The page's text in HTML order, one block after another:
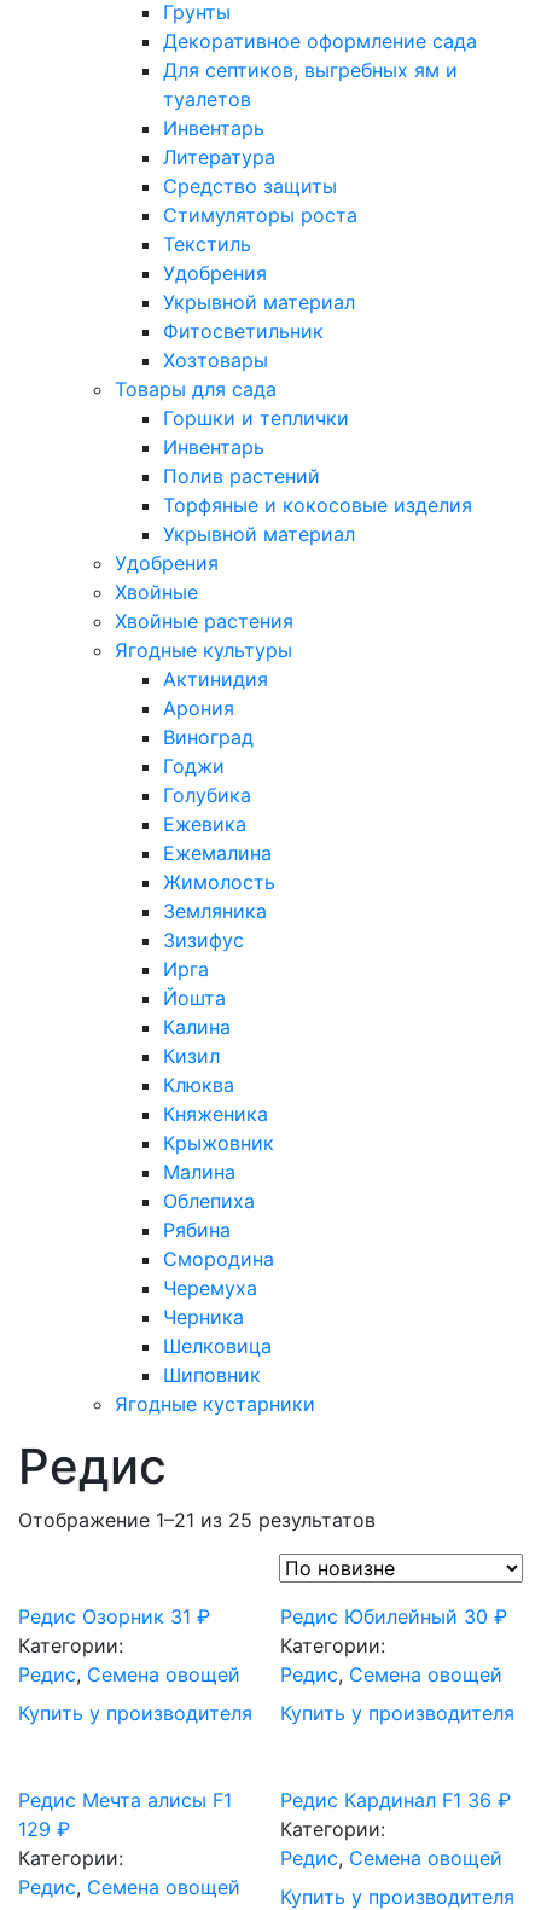
Грунты
Декоративное оформление сада
Для септиков, выгребных ям и
туалетов
Инвентарь
Литература
Средство защиты
Стимуляторы роста
Текстиль
Удобрения
Укрывной материал
Фитосветильник
Хозтовары
Товары для сада
Горшки и теплички
Инвентарь
Полив растений
Торфяные и кокосовые изделия
Укрывной материал
Удобрения
Хвойные
Хвойные растения
Ягодные культуры
Актинидия
Арония
Виноград
Годжи
Голубика
Ежевика
Ежемалина
Жимолость
Земляника
Зизифус
Ирга
Йошта
Калина
Кизил
Клюква
Княженика
Крыжовник
Малина
Облепиха
Рябина
Смородина
Черемуха
Черника
Шелковица
Шиповник
Ягодные кустарники
Редис
Отображение 1–21 из 25 результатов
Редис Озорник 31 ₽
Категории:
Редис, Семена овощей
Купить у производителя
Редис Юбилейный 30₽
Категории:
Редис, Семена овощей
Купить у производителя
Редис Мечта алисы F1
129 ₽
Категории:
Редис, Семена овощей
Редис Кардинал F1 36₽
Категории:
Редис, Семена овощей
Купить у производителя